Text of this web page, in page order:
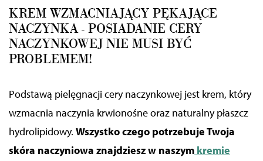
KREM WZMACNIAJĄCY PĘKAJĄCE
NACZYNKA - POSIADANIE CERY
NACZYNKOWEJ NIE MUSI BYĆ
PROBLEMEM!
Podstawą pielęgnacji cery naczynkowej jest krem, który
wzmacnia naczynia krwionośne oraz naturalny płaszcz
hydrolipidowy. Wszystko czego potrzebuje Twoja
skóra naczyniowa znajdziesz w naszym kremie